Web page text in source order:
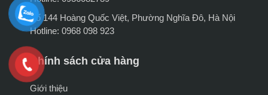
Số 144 Hoàng Quốc Việt, Phường Nghĩa Đô, Hà Nội
Hotline: 0968 098 923
Chính sách cửa hàng
Giới thiệu